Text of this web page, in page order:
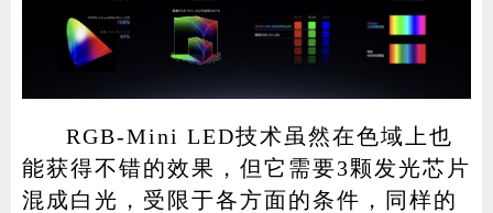
RGB-Mini LED技术虽然在色域上也
能获得不错的效果，但它需要3颗发光芯片
混成白光，受限于各方面的条件，同样的